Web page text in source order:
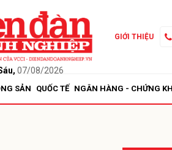
07/08/2026
GIỚI THIỆU
SẢN QUỐC TẾ NGÂN HÀNG - CHỨNG